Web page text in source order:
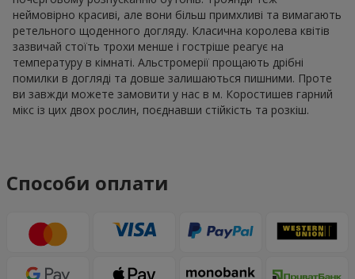
неймовірно красиві, але вони більш примхливі та вимагають
ретельного щоденного догляду. Класична королева квітів
зазвичай стоїть трохи менше і гостріше реагує на
температуру в кімнаті. Альстромерії прощають дрібні
помилки в догляді та довше залишаються пишними. Проте
ви завжди можете замовити у нас в м. Коростишев гарний
мікс із цих двох рослин, поєднавши стійкість та розкіш.
Способи оплати